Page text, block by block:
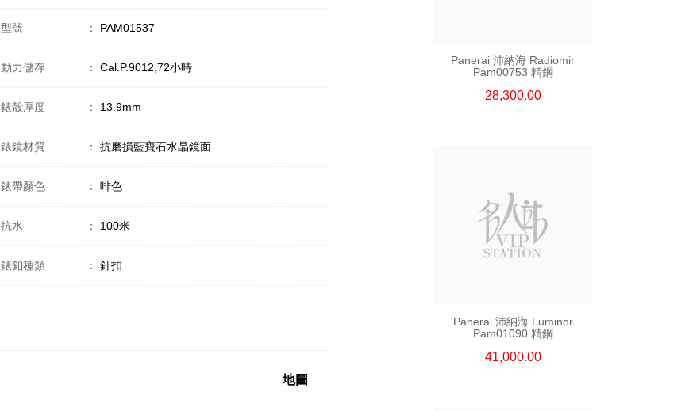
型號 ： PAM01537
動力儲存 ： Cal.P.9012,72小時
錶殼厚度 ： 13.9mm
錶鏡材質 ： 抗磨損藍寶石水晶鏡面
錶帶顏色 ： 啡色
抗水 ： 100米
錶釦種類 ： 針扣
地圖
Panerai 沛納海 Radiomir
Pam00753 精鋼
28,300.00
Panerai 沛納海 Luminor
Pam01090 精鋼
41,000.00